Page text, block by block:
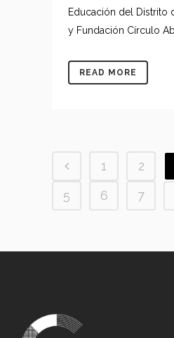
Educación del Distrito
y Fundación Círculo
READ MORE
1 2
5
6 7